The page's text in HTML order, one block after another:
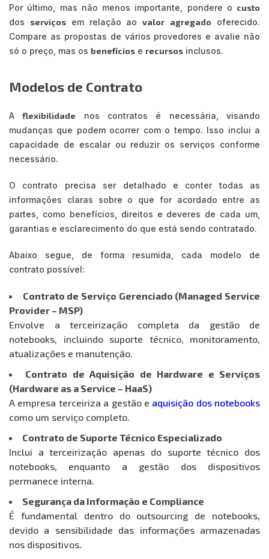
Por último, mas não menos importante, pondere o custo
dos serviçosem relação aovalor agregado oferecido.
Compare as propostas de vários provedores e avalie não
só o preço, mas os benefícios e recursos inclusos.
Modelos de Contrato
Aflexibilidade nos contratos é necessária, visando
mudanças que podem ocorrer com o tempo. Isso inclui a
capacidade de escalar ou reduzir os serviços conforme
necessário.
O contrato precisa ser detalhado e conter todas as
informações claras sobre o que for acordado entre as
partes, como benefícios, direitos e deveres de cada um,
garantias e esclarecimento do que está sendo contratado.
Abaixo segue, de forma resumida, cada modelo de
contrato possível:
Contrato de Serviço Gerenciado (Managed Service
Provider – MSP)
Envolve a terceirização completa da gestão de
notebooks, incluindo suporte técnico, monitoramento,
atualizações e manutenção.
Contrato de Aquisição de Hardware e Serviços
(Hardware as a Service – HaaS)
A empresa terceiriza a gestão e aquisição dos notebooks
como um serviço completo.
Contrato de Suporte Técnico Especializado
Inclui a terceirização apenas do suporte técnico dos
notebooks, enquanto a gestão dos dispositivos
permanece interna.
Segurança da Informação e Compliance
É fundamental dentro do outsourcing de notebooks,
devido a sensibilidade das informações armazenadas
nos dispositivos.